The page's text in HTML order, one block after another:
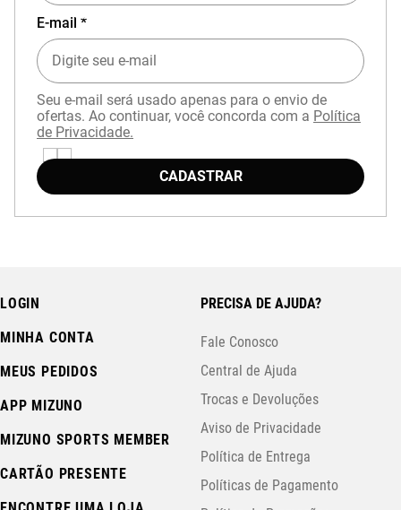
com cupom
E-mail *
Seu e-mail será usado apenas para o envio de
ofertas. Ao continuar, você concorda com a Política
de Privacidade.
CADASTRAR
LOGIN
MINHA CONTA
MEUS PEDIDOS
APP MIZUNO
MIZUNO SPORTS MEMBER
CARTÃO PRESENTE
PRECISA DE AJUDA?
Fale Conosco
Central de Ajuda
Trocas e Devoluções
Aviso de Privacidade
Política de Entrega
Políticas de Pagamento